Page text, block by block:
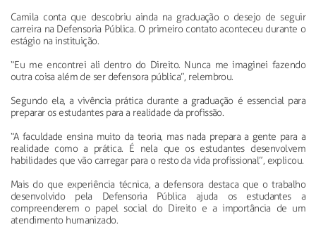
Camila conta que descobriu ainda na graduação o desejo de seguir
carreira na Defensoria Pública. O primeiro contato aconteceu durante o
estágio na instituição.
“Eu me encontrei ali dentro do Direito. Nunca me imaginei fazendo
outra coisa além de ser defensora pública”, relembrou.
Segundo ela, a vivência prática durante a graduação é essencial para
preparar os estudantes para a realidade da profissão.
“A faculdade ensina muito da teoria, mas nada prepara a gente para a
realidade como a prática. É nela que os estudantes desenvolvem
habilidades que vão carregar para o resto da vida profissional”, explicou.
Mais do que experiência técnica, a defensora destaca que o trabalho
desenvolvido pela Defensoria Pública ajuda os estudantes a
compreenderem o papel social do Direito e a importância de um
atendimento humanizado.